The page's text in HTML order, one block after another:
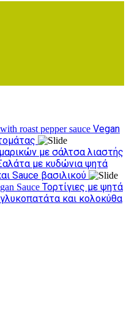
Vegan
με σάλτσα λιαστής
με κυδώνια ψητά
Sauce βασιλικού
Τορτίγιες με ψητά
και κολοκύθα